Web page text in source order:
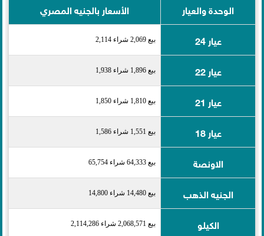
الوحدة والعيار
الأسعار بالجنيه المصري
عيار 24
بيع 2,069 شراء 2,114
عيار 22 بيع 1,896 شراء 1,938
عيار 21 بيع 1,810 شراء 1,850
عيار 18 بيع 1,551 شراء 1,586
الاونصة بيع 64,333 شراء 65,754
الجنيه الذهب بيع 14,480 شراء 14,800
الكيلو بيع 2,068,571 شراء 2,114,286